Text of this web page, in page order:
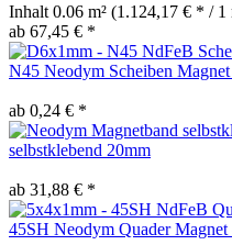
Inhalt 0.06 m² (1.124,17 € * / 1
ab 67,45 € *
N45 Neodym Scheiben
ab 0,24 € *
selbstklebend 20mm
ab 31,88 € *
45SH Neodym Quader